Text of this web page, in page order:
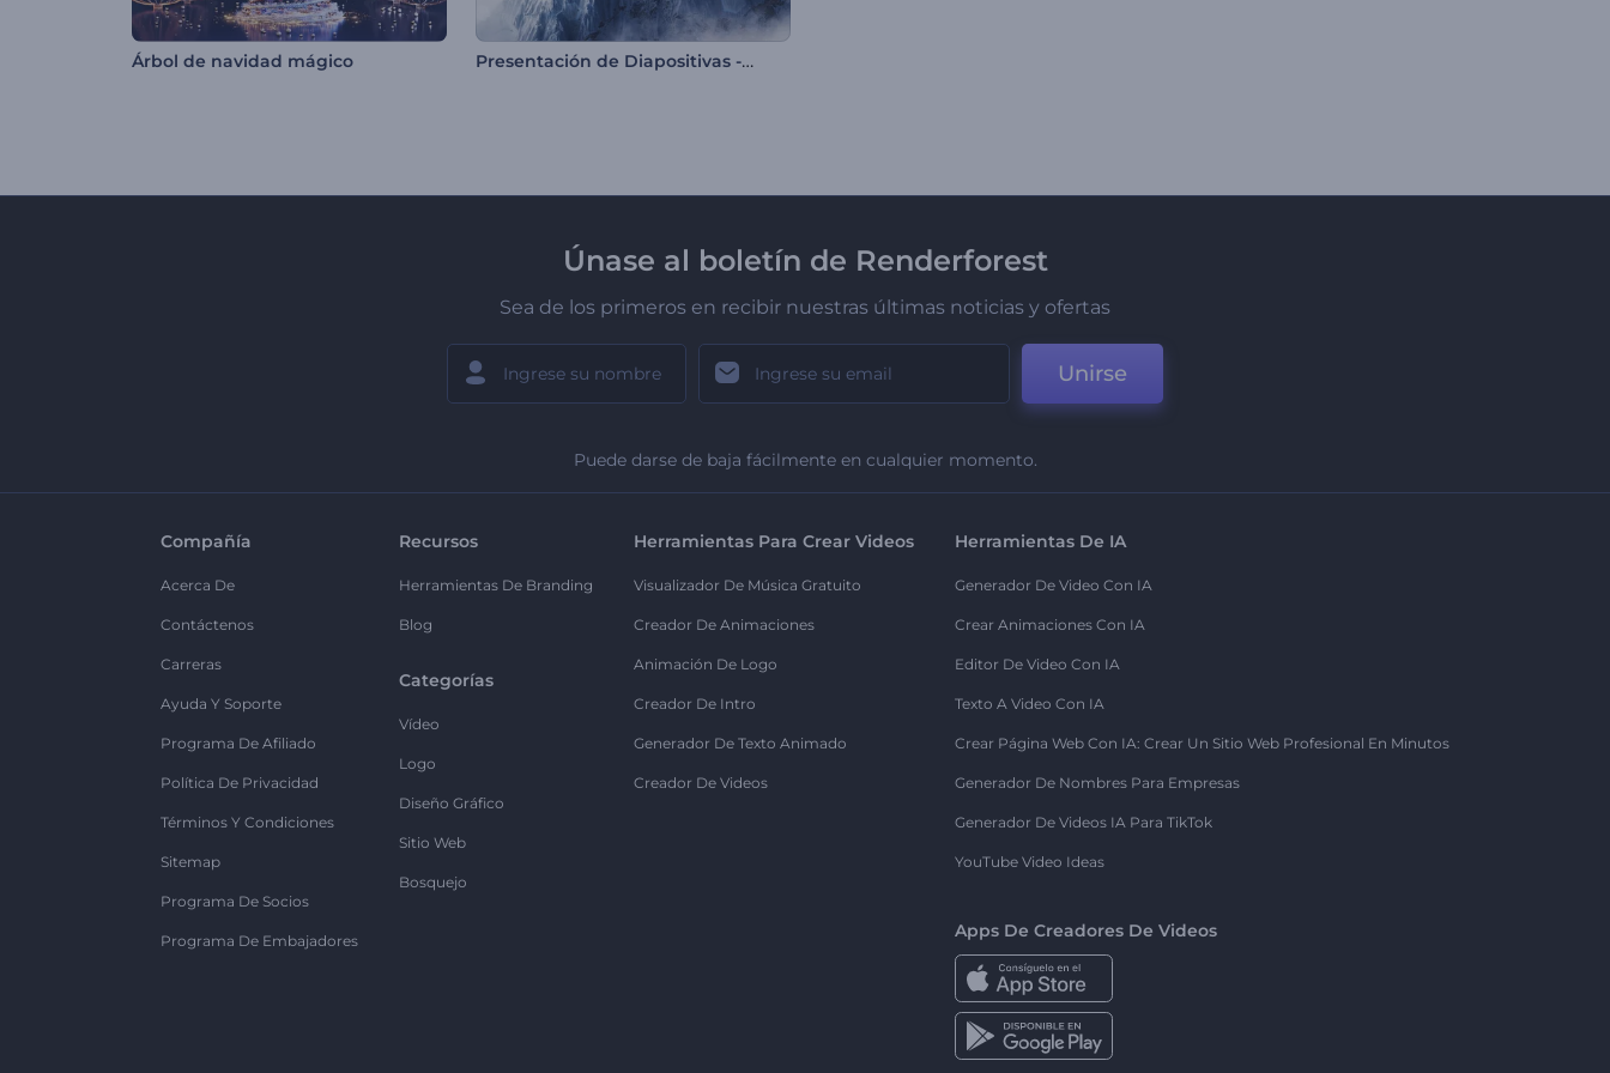
Árbol de navidad mágico Presentación de Diapositivas - Efecto Bokeh
Únase al boletín de Renderforest
Sea de los primeros en recibir nuestras últimas noticias y ofertas
Unirse
Puede darse de baja fácilmente en cualquier momento.
Compañía
Acerca De
Contáctenos
Carreras
Ayuda Y Soporte
Programa De Afiliado
Política De Privacidad
Términos Y Condiciones
Sitemap
Programa De Socios
Programa De Embajadores
Recursos
Herramientas De Branding
Blog
Categorías
Vídeo
Logo
Diseño Gráfico
Sitio Web
Bosquejo
Herramientas Para Crear Videos
Visualizador De Música Gratuito
Creador De Animaciones
Animación De Logo
Creador De Intro
Generador De Texto Animado
Creador De Videos
Herramientas De IA
Generador De Video Con IA
Crear Animaciones Con IA
Editor De Video Con IA
Texto A Video Con IA
Crear Página Web Con IA: Crear Un Sitio Web Profesional En Minutos
Generador De Nombres Para Empresas
Generador De Videos IA Para TikTok
YouTube Video Ideas
Apps De Creadores De Videos